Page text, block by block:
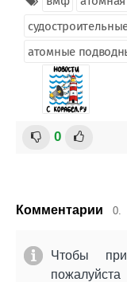
атомные
0
Комментарии 0.
Чтобы